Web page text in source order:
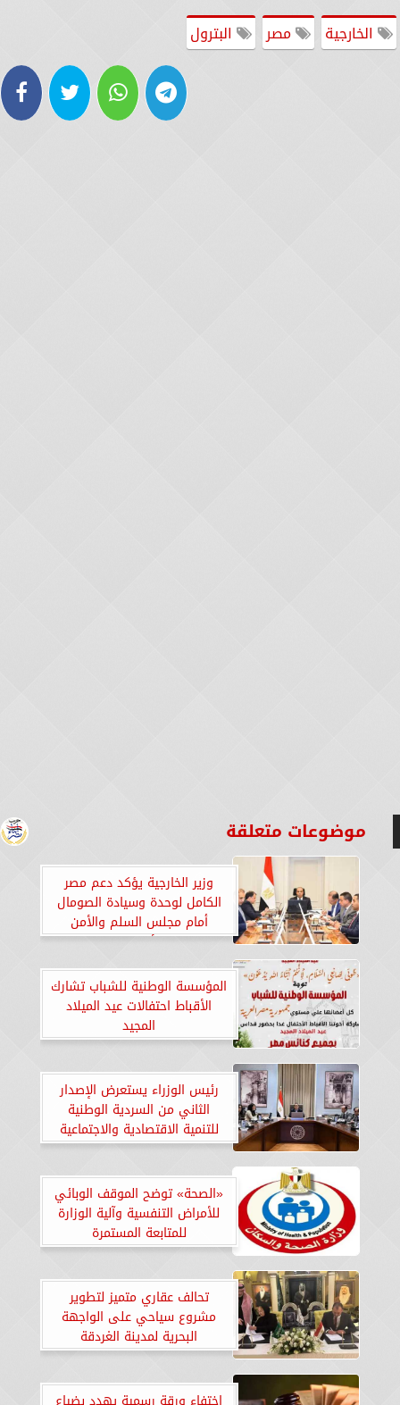
الخارجية
مصر البترول
موضوعات متعلقة
وزير الخارجية يؤكد دعم مصر
الكامل لوحدة وسيادة الصومال
أمام مجلس السلم والأمن
الأفريقي
المؤسسة الوطنية للشباب تشارك
الأقباط احتفالات عيد الميلاد
المجيد
رئيس الوزراء يستعرض الإصدار
الثاني من السردية الوطنية
للتنمية الاقتصادية والاجتماعية
«الصحة» توضح الموقف الوبائي
للأمراض التنفسية وآلية الوزارة
للمتابعة المستمرة
تحالف عقاري متميز لتطوير
مشروع سياحي على الواجهة
البحرية لمدينة الغردقة